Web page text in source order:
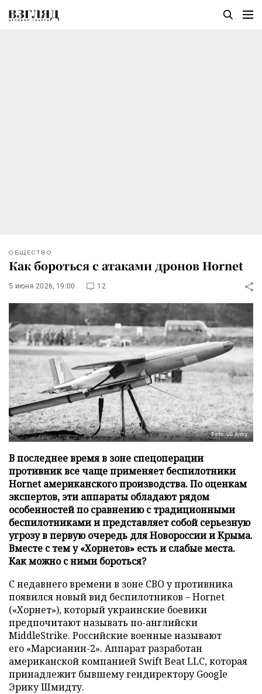
ОБЩЕСТВО
Как бороться с атаками дронов Hornet
5 июня 2026, 19:00 12
Фото: US Army
В последнее время в зоне спецоперации
противник все чаще применяет беспилотники
Hornet американского производства. По оценкам
экспертов, эти аппараты обладают рядом
особенностей по сравнению с традиционными
беспилотниками и представляет собой серьезную
угрозу в первую очередь для Новороссии и Крыма.
Вместе с тем у «Хорнетов» есть и слабые места.
Как можно с ними бороться?
С недавнего времени в зоне СВО у противника
появился новый вид беспилотников – Hornet
(«Хорнет»), который украинские боевики
предпочитают называть по-английски
MiddleStrike. Российские военные называют
его «Марсианин-2». Аппарат разработан
американской компанией Swift Beat LLC, которая
принадлежит бывшему гендиректору Google
Эрику Шмидту.